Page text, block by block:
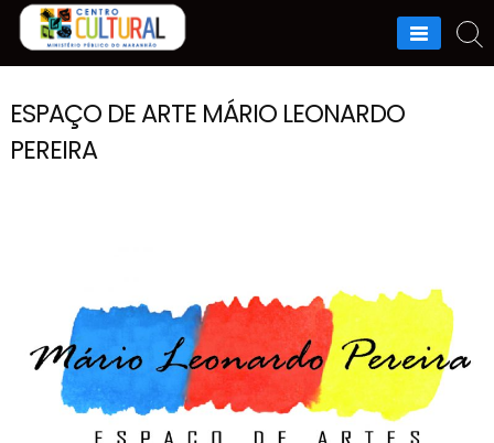
Skip
ESPAÇO DE ARTE MÁRIO LEONARDO
PEREIRA